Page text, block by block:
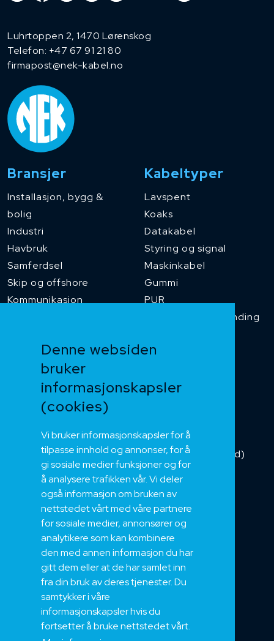
Denne websiden
bruker
informasjonskapsler
(cookies)
Vi bruker informasjonskapsler for å
tilpasse innhold og annonser, for å
gi sosiale medier funksjoner og for
å analysere trafikken vår. Vi deler
også informasjon om bruken av
nettstedet vårt med våre partnere
for sosiale medier, annonsører og
analytikere som kan kombinere
den med annen informasjon du har
gitt dem eller at de har samlet inn
fra din bruk av deres tjenester. Du
samtykker i våre
informasjonskapsler hvis du
fortsetter å bruke nettstedet vårt.
Luhrtoppen 2, 1470 Lørenskog
Telefon: +47 67 91 21 80
firmapost@nek-kabel.no
Bransjer
Installasjon, bygg &
bolig
Industri
Havbruk
Samferdsel
Skip og offshore
Kommunikasjon
Kabeltyper
Lavspent
Koaks
Datakabel
Styring og signal
Maskinkabel
Gummi
PUR
Temperaturbestanding
Heis og kran
Kategorikabel
Installasjonskabel
Kombikabel (Hybrid)
DNV sertifisert
Tilbehør
Om oss
Bærekraft og Åpenhet
Jobb hos oss
Sertifiseringer
Support
Teknisk
Eksport